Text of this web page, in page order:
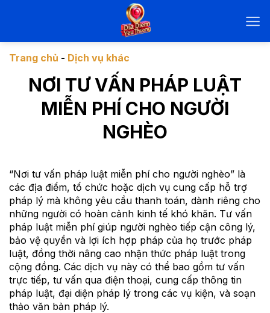
dungTrang chủ - Dịch vụ khác
NƠI TƯ VẤN PHÁP LUẬT
MIỄN PHÍ CHO NGƯỜI
NGHÈO
“Nơi tư vấn pháp luật miễn phí cho người nghèo” là
các địa điểm, tổ chức hoặc dịch vụ cung cấp hỗ trợ
pháp lý mà không yêu cầu thanh toán, dành riêng cho
những người có hoàn cảnh kinh tế khó khăn. Tư vấn
pháp luật miễn phí giúp người nghèo tiếp cận công lý,
bảo vệ quyền và lợi ích hợp pháp của họ trước pháp
luật, đồng thời nâng cao nhận thức pháp luật trong
cộng đồng. Các dịch vụ này có thể bao gồm tư vấn
trực tiếp, tư vấn qua điện thoại, cung cấp thông tin
pháp luật, đại diện pháp lý trong các vụ kiện, và soạn
thảo văn bản pháp lý.